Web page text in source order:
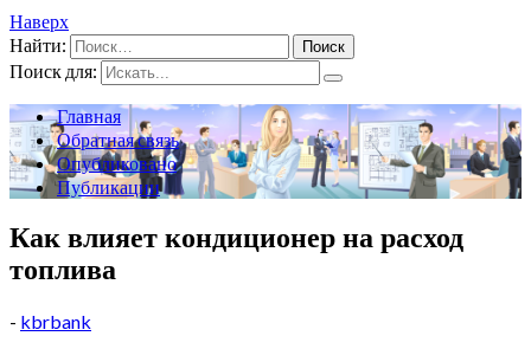
Наверх
Найти:
Поиск для:
Главная
Обратная связь
Опубликовано
Публикации
Как влияет кондиционер на расход
топлива
- kbrbank